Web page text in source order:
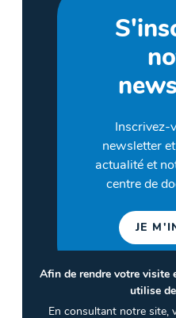
Inscrivez-
newsletter
actualité et
centre de
JE
Afin de rendre votre visite
utilise
En consultant notre site,